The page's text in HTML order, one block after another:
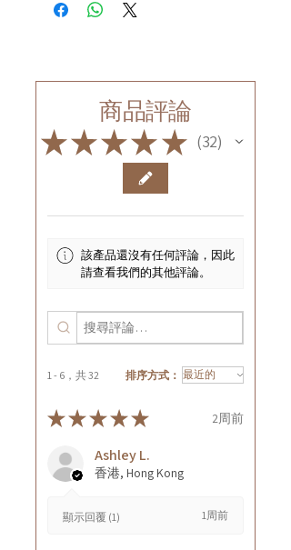
商品評論
★★★★★ 32
32
該產品還沒有任何評論，因此
請查看我們的其他評論。
1 - 6，共 32 排序方式：
★★★★★ 2周前
Ashley L.
香港, Hong Kong
顯示回覆 (1) 1周前